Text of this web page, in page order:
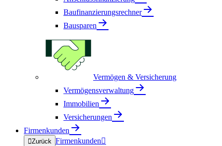
Baufinanzierungsrechner
Bausparen
Vermögen & Versicherung
Vermögensverwaltung
Immobilien
Versicherungen
Firmenkunden
Zurück Firmenkunden